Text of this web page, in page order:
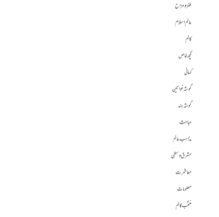
طنز و مزاح
عالم اسلام
کالم
کچھ خاص
کہانی
گوشہ خواتین
گوشہ ہند
مباحث
مذاہب عالم
مشرق وسطی
معاشرت
معلومات
منتخب کالم